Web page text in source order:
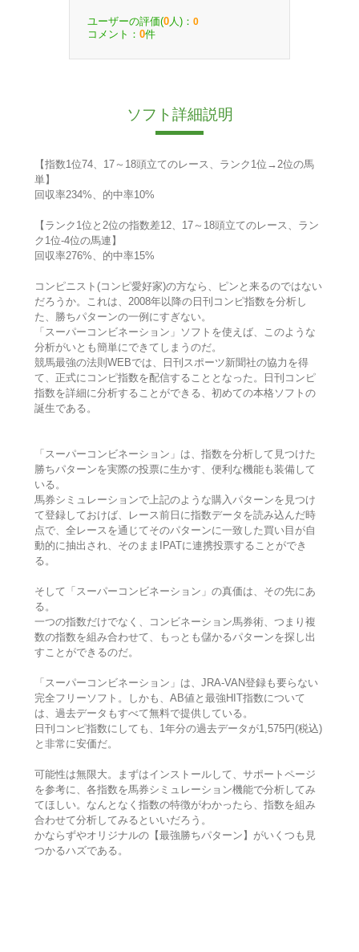
ユーザーの評価(0 人)： 0
コメント： 0件
ソフト詳細説明
【指数1位74、17～18頭立てのレース、ランク1位→2位の馬
単】
回収率234%、的中率10%
【ランク1位と2位の指数差12、17～18頭立てのレース、ラン
ク1位-4位の馬連】
回収率276%、的中率15%
コンピニスト(コンピ愛好家)の方なら、ピンと来るのではない
だろうか。これは、2008年以降の日刊コンピ指数を分析し
た、勝ちパターンの一例にすぎない。
「スーパーコンビネーション」ソフトを使えば、このような
分析がいとも簡単にできてしまうのだ。
競馬最強の法則WEBでは、日刊スポーツ新聞社の協力を得
て、正式にコンピ指数を配信することとなった。日刊コンピ
指数を詳細に分析することができる、初めての本格ソフトの
誕生である。
「スーパーコンビネーション」は、指数を分析して見つけた
勝ちパターンを実際の投票に生かす、便利な機能も装備して
いる。
馬券シミュレーションで上記のような購入パターンを見つけ
て登録しておけば、レース前日に指数データを読み込んだ時
点で、全レースを通じてそのパターンに一致した買い目が自
動的に抽出され、そのままIPATに連携投票することができ
る。
そして「スーパーコンビネーション」の真価は、その先にあ
る。
一つの指数だけでなく、コンビネーション馬券術、つまり複
数の指数を組み合わせて、もっとも儲かるパターンを探し出
すことができるのだ。
「スーパーコンビネーション」は、JRA-VAN登録も要らない
完全フリーソフト。しかも、AB値と最強HIT指数について
は、過去データもすべて無料で提供している。
日刊コンピ指数にしても、1年分の過去データが1,575円(税込)
と非常に安価だ。
可能性は無限大。まずはインストールして、サポートページ
を参考に、各指数を馬券シミュレーション機能で分析してみ
てほしい。なんとなく指数の特徴がわかったら、指数を組み
合わせて分析してみるといいだろう。
かならずやオリジナルの【最強勝ちパターン】がいくつも見
つかるハズである。